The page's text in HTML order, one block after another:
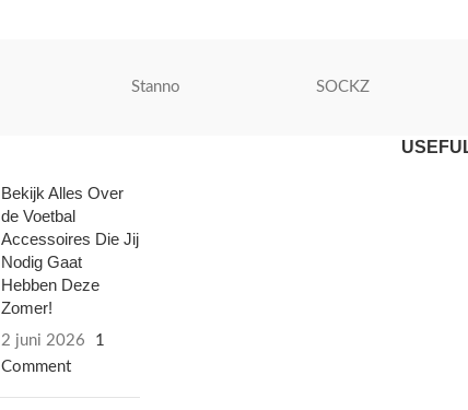
Stanno SOCKZ
Bekijk Alles Over
de Voetbal
Accessoires Die Jij
Nodig Gaat
Hebben Deze
Zomer!
2 juni 2026
1
Comment